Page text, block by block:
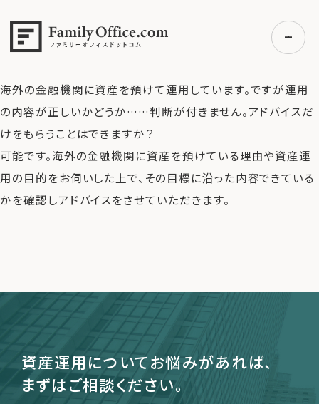
初めての方へ
ご利用の流れ・プラン
事例紹介
エキスパート一覧
無料ご相談 ログイン
運営会社
ファミリーオフィスとは
しています。ですが運用の内容が正しいかどうか……判断が付
海外の金融機関に資産を預けて運用しています。ですが運用
の内容が正しいかどうか……判断が付きません。アドバイスだ
けをもらうことはできますか？
可能です。海外の金融機関に資産を預けている理由や資産運
用の目的をお伺いした上で、その目標に沿った内容できている
かを確認しアドバイスをさせていただきます。
資産運用についてお悩みがあれば、
まずはご相談ください。